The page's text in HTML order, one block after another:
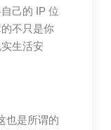
己的 IP 位
不只是你
生活安
也是所谓的